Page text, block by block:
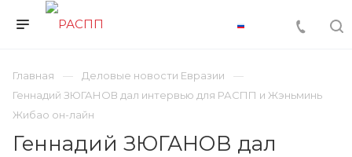
Главная
Деловые новости Евразии
Геннадий ЗЮГАНОВ дал интервью для РАСПП и Жэньминь
Жибао он-лайн
Геннадий ЗЮГАНОВ дал